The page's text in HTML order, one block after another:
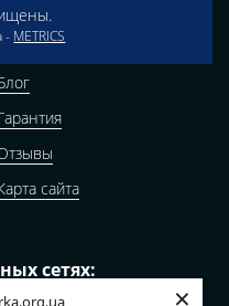
- METRICS
сайта
сетях: